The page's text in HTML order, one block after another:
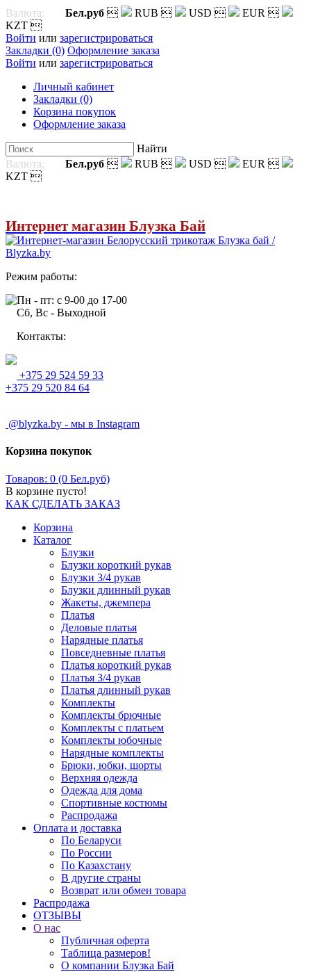
Валюта: Бел.руб  RUB  USD  EUR 
KZT 
Войти или зарегистрироваться
Закладки (0) Оформление заказа
Войти или зарегистрироваться
Личный кабинет
Закладки (0)
Корзина покупок
Оформление заказа
Найти
Валюта:
Бел.руб  RUB  USD  EUR 
KZT 
Интернет магазин Блузка Бай
Режим работы:
Пн - пт: с 9-00 до 17-00
Сб, Вс - Выходной
Контакты:
+375 29 524 59 33
+375 29 520 84 64
@blyzka.by - мы в Instagram
Корзина покупок
Товаров: 0 (0 Бел.руб)
В корзине пусто!
КАК СДЕЛАТЬ ЗАКАЗ
Корзина
Каталог
Блузки
Блузки короткий рукав
Блузки 3/4 рукав
Блузки длинный рукав
Жакеты, джемпера
Платья
Деловые платья
Нарядные платья
Повседневные платья
Платья короткий рукав
Платья 3/4 рукав
Платья длинный рукав
Комплекты
Комплекты брючные
Комплекты с платьем
Комплекты юбочные
Нарядные комплекты
Брюки, юбки, шорты
Верхняя одежда
Одежда для дома
Спортивные костюмы
Распродажа
Оплата и доставка
По Беларуси
По России
По Казахстану
В другие страны
Возврат или обмен товара
Распродажа
ОТЗЫВЫ
О нас
Публичная оферта
Таблица размеров!
О компании Блузка Бай